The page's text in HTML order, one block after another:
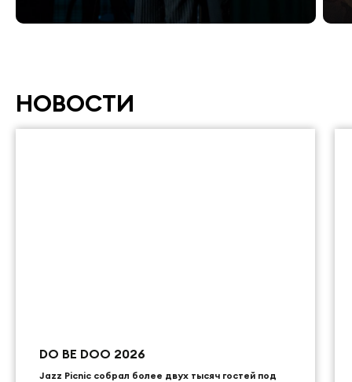
НОВОСТИ
DO BE DOO 2026
Jazz Picnic собрал более двух тысяч гостей под